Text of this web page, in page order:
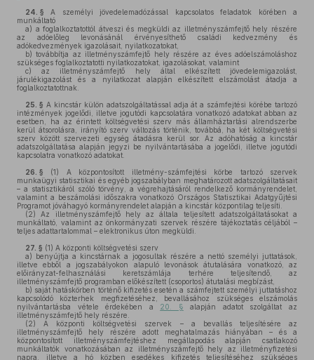
24. § A személyi jövedelemadózással kapcsolatos feladatok körében a
munkáltató
a) a foglalkoztatottól átveszi és megküldi az illetményszámfejtő hely részére
az adóelőleg levonásánál érvényesíthető családi kedvezmény és
adókedvezmények igazolásait, nyilatkozatokat,
b) továbbítja az illetményszámfejtő hely részére az éves adóelszámoláshoz
szükséges foglalkoztatotti nyilatkozatokat, igazolásokat, valamint
c) az illetményszámfejtő hely által elkészített jövedelemigazolást,
járulékigazolást és a nyilatkozat alapján elkészített elszámolást átadja a
foglalkoztatottnak.
25. § A kincstár külön adatszolgáltatással adja át a számfejtési körébe tartozó
intézmények jogelődi, illetve jogutódi kapcsolatára vonatkozó adatokat abban az
esetben, ha az érintett költségvetési szerv más államháztartási alrendszerbe
kerül átsorolásra, irányító szerv változás történik, továbbá, ha két költségvetési
szerv között szervezeti egység átadásra kerül sor. Az adóhatóság a kincstár
adatszolgáltatása alapján jegyzi be nyilvántartásába a jogelődi, illetve jogutódi
kapcsolatra vonatkozó adatokat.
26. § (1)
A központosított illetmény-számfejtési körbe tartozó szervek
munkaügyi statisztikai és egyéb jogszabályban meghatározott adatszolgáltatásait
– a statisztikáról szóló törvény, a végrehajtásáról rendelkező kormányrendelet,
valamint a beszámolási időszakra vonatkozó Országos Statisztikai Adatgyűjtési
Programot jóváhagyó kormányrendelet alapján a kincstár központilag teljesíti.
(2) Az illetményszámfejtő hely az általa teljesített adatszolgáltatásokat a
munkáltató, valamint az önkormányzati szervek részére tájékoztatás céljából –
teljes adattartalommal – elektronikus úton megküldi.
27. § (1) A központi költségvetési szerv
a) benyújtja a kincstárnak a jogosultak részére a nettó személyi juttatások,
illetve ebből a jogszabályokon alapuló levonások átutalására vonatkozó, az
előirányzat-felhasználási keretszámlája terhére teljesítendő, az
illetményszámfejtő programban előkészített (csoportos) átutalási megbízást,
b) saját hatáskörben történő kifizetés esetén a számfejtett személyi juttatáshoz
kapcsolódó közterhek megfizetéséhez, bevallásához szükséges elszámolás
nyilvántartásba vétele érdekében a 20. § alapján adatot szolgáltat az
illetményszámfejtő hely részére.
(2) A központi költségvetési szervek – a bevallás teljesítésére az
illetményszámfejtő hely részére adott meghatalmazás hiányában – és a
központosított illetményszámfejtéshez megállapodás alapján csatlakozó
munkáltatók vonatkozásában az illetményszámfejtő hely az illetményfizetési
napra, illetve a hó közben esedékes kifizetés teljesítéséhez szükséges